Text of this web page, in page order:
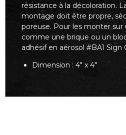
résistance à la décoloration.
montage doit être propre,
poreuse. Pour les monter sur
comme une brique ou un
adhésif en aérosol #BA1 Sign
Dimension : 4" x 4"